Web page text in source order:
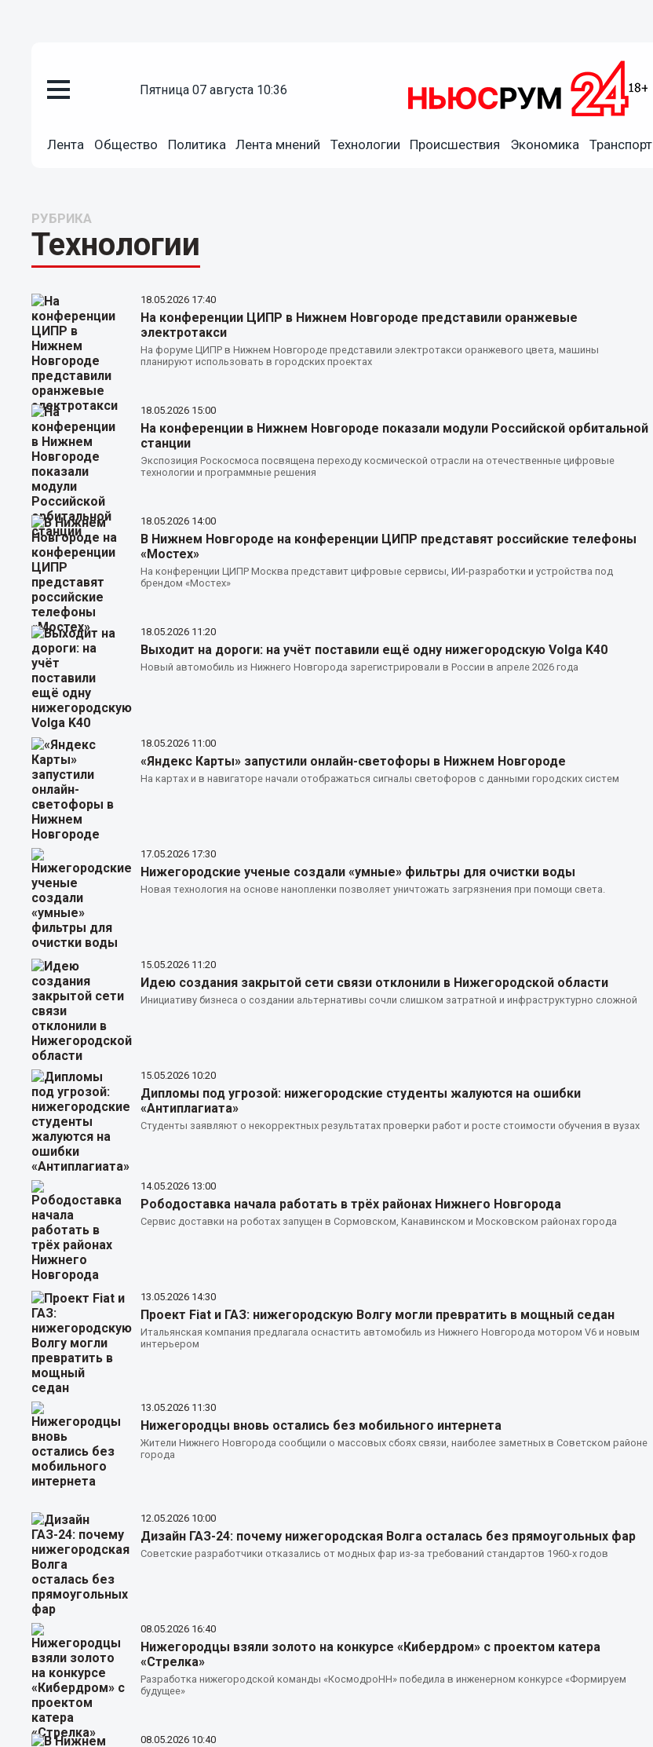
пятница 07 августа 10:36
Лента Общество Политика Лента мнений Технологии Происшествия Экономика Транспорт
РУБРИКА
Технологии
18.05.2026 17:40
На конференции ЦИПР в Нижнем Новгороде представили оранжевые
электротакси
На форуме ЦИПР в Нижнем Новгороде представили электротакси оранжевого цвета, машины
планируют использовать в городских проектах
18.05.2026 15:00
На конференции в Нижнем Новгороде показали модули Российской орбитальной
станции
Экспозиция Роскосмоса посвящена переходу космической отрасли на отечественные цифровые
технологии и программные решения
18.05.2026 14:00
В Нижнем Новгороде на конференции ЦИПР представят российские телефоны
«Мостех»
На конференции ЦИПР Москва представит цифровые сервисы, ИИ-разработки и устройства под
брендом «Мостех»
18.05.2026 11:20
Выходит на дороги: на учёт поставили ещё одну нижегородскую Volga K40
Новый автомобиль из Нижнего Новгорода зарегистрировали в России в апреле 2026 года
18.05.2026 11:00
«Яндекс Карты» запустили онлайн-светофоры в Нижнем Новгороде
На картах и в навигаторе начали отображаться сигналы светофоров с данными городских систем
17.05.2026 17:30
Нижегородские ученые создали «умные» фильтры для очистки воды
Новая технология на основе нанопленки позволяет уничтожать загрязнения при помощи света.
15.05.2026 11:20
Идею создания закрытой сети связи отклонили в Нижегородской области
Инициативу бизнеса о создании альтернативы сочли слишком затратной и инфраструктурно сложной
15.05.2026 10:20
Дипломы под угрозой: нижегородские студенты жалуются на ошибки
«Антиплагиата»
Студенты заявляют о некорректных результатах проверки работ и росте стоимости обучения в вузах
14.05.2026 13:00
Рободоставка начала работать в трёх районах Нижнего Новгорода
Сервис доставки на роботах запущен в Сормовском, Канавинском и Московском районах города
13.05.2026 14:30
Проект Fiat и ГАЗ: нижегородскую Волгу могли превратить в мощный седан
Итальянская компания предлагала оснастить автомобиль из Нижнего Новгорода мотором V6 и новым
интерьером
13.05.2026 11:30
Нижегородцы вновь остались без мобильного интернета
Жители Нижнего Новгорода сообщили о массовых сбоях связи, наиболее заметных в Советском районе
города
12.05.2026 10:00
Дизайн ГАЗ-24: почему нижегородская Волга осталась без прямоугольных фар
Советские разработчики отказались от модных фар из-за требований стандартов 1960-х годов
08.05.2026 16:40
Нижегородцы взяли золото на конкурсе «Кибердром» с проектом катера
«Стрелка»
Разработка нижегородской команды «КосмодроНН» победила в инженерном конкурсе «Формируем
будущее»
08.05.2026 10:40